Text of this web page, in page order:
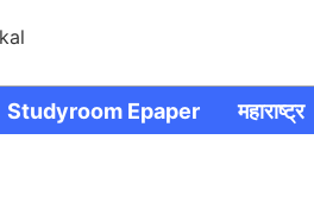
Studyroom Epaper महाराष्ट्र